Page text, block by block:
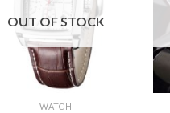
OUT OF STOCK
WATCH